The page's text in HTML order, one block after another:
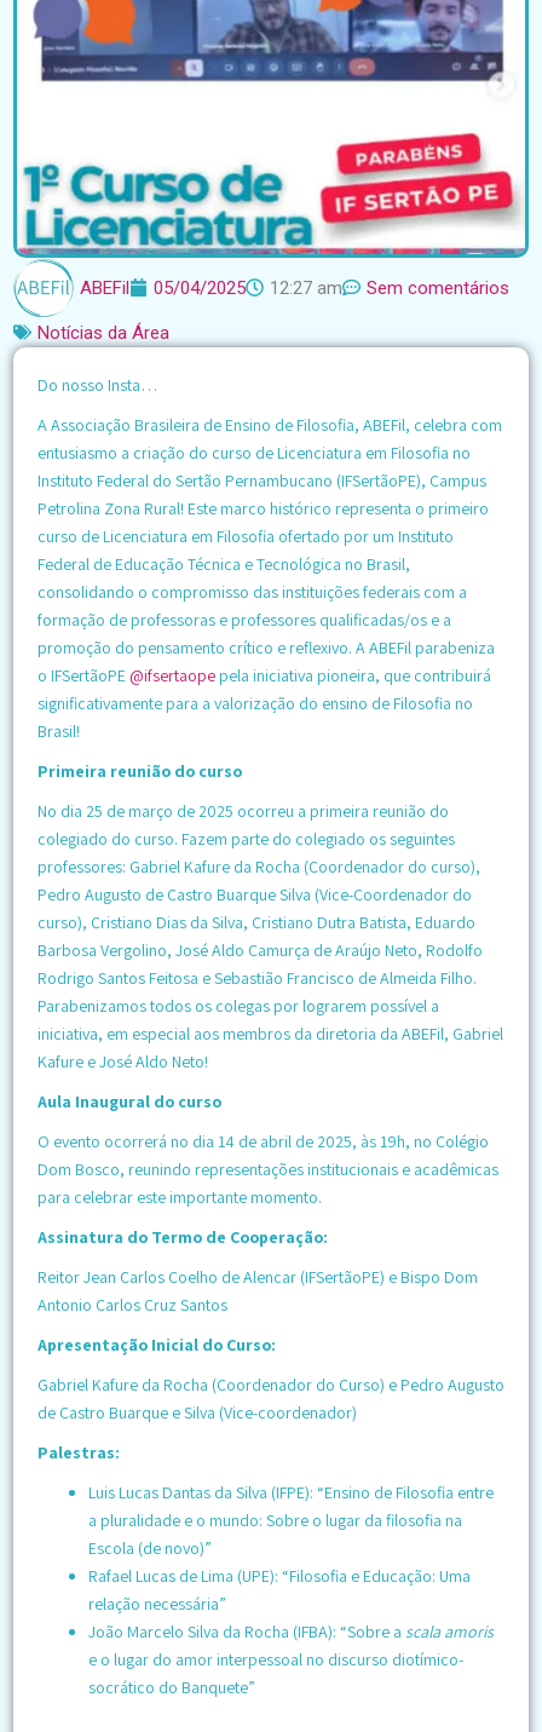
ABEFil 05/04/2025 12:27 am Sem comentários
Notícias da Área
Do nosso Insta…
A Associação Brasileira de Ensino de Filosofia, ABEFil, celebra com
entusiasmo a criação do curso de Licenciatura em Filosofia no
Instituto Federal do Sertão Pernambucano (IFSertãoPE), Campus
Petrolina Zona Rural! Este marco histórico representa o primeiro
curso de Licenciatura em Filosofia ofertado por um Instituto
Federal de Educação Técnica e Tecnológica no Brasil,
consolidando o compromisso das instituições federais com a
formação de professoras e professores qualificadas/os e a
promoção do pensamento crítico e reflexivo. A ABEFil parabeniza
o IFSertãoPE @ifsertaopepela iniciativa pioneira, que contribuirá
significativamente para a valorização do ensino de Filosofia no
Brasil!
Primeira reunião do curso
No dia 25 de março de 2025 ocorreu a primeira reunião do
colegiado do curso. Fazem parte do colegiado os seguintes
professores: Gabriel Kafure da Rocha (Coordenador do curso),
Pedro Augusto de Castro Buarque Silva (Vice-Coordenador do
curso), Cristiano Dias da Silva, Cristiano Dutra Batista, Eduardo
Barbosa Vergolino, José Aldo Camurça de Araújo Neto, Rodolfo
Rodrigo Santos Feitosa e Sebastião Francisco de Almeida Filho.
Parabenizamos todos os colegas por lograrem possível a
iniciativa, em especial aos membros da diretoria da ABEFil, Gabriel
Kafure e José Aldo Neto!
Aula Inaugural do curso
O evento ocorrerá no dia 14 de abril de 2025, às 19h, no Colégio
Dom Bosco, reunindo representações institucionais e acadêmicas
para celebrar este importante momento.
Assinatura do Termo de Cooperação:
Reitor Jean Carlos Coelho de Alencar (IFSertãoPE) e Bispo Dom
Antonio Carlos Cruz Santos
Apresentação Inicial do Curso:
Gabriel Kafure da Rocha (Coordenador do Curso) e Pedro Augusto
de Castro Buarque e Silva (Vice-coordenador)
Palestras:
Luis Lucas Dantas da Silva (IFPE): “Ensino de Filosofia entre
a pluralidade e o mundo: Sobre o lugar da filosofia na
Escola (de novo)”
Rafael Lucas de Lima (UPE): “Filosofia e Educação: Uma
relação necessária”
João Marcelo Silva da Rocha (IFBA): “Sobre a scala amoris
e o lugar do amor interpessoal no discurso diotímico-
socrático do Banquete”